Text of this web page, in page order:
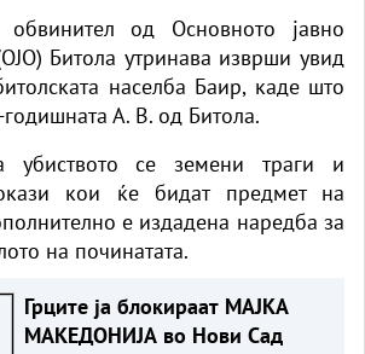
обвинител од Основното јавно
Битола утринава изврши увид
населба Баир, каде што
А. В. од Битола.
убиството се земени траги и
кои ќе бидат предмет на
е издадена наредба за
на починатата.
Грците ја блокираат МАЈКА
МАКЕДОНИЈА во Нови Сад